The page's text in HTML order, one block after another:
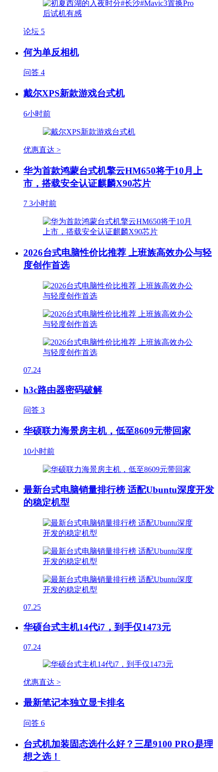
论坛 5
何为单反相机
问答 4
戴尔XPS新款游戏台式机
6小时前
优惠直达 >
华为首款鸿蒙台式机擎云HM650将于10月上
市，搭载安全认证麒麟X90芯片
7 3小时前
2026台式电脑性价比推荐 上班族高效办公与轻
度创作首选
07.24
h3c路由器密码破解
问答 3
华硕联力海景房主机，低至8609元带回家
10小时前
最新台式电脑销量排行榜 适配Ubuntu深度开发
的稳定机型
07.25
华硕台式主机14代i7，到手仅1473元
07.24
优惠直达 >
最新笔记本独立显卡排名
问答 6
台式机加装固态选什么好？三星9100 PRO是理
想之选！